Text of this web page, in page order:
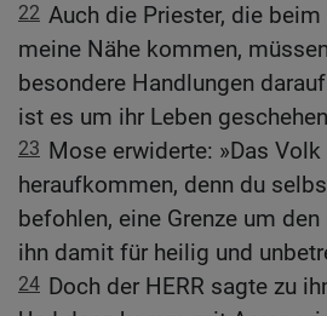
22 Auch die Priester, die
meine Nähe kommen,
besondere Handlungen
ist es um ihr Leben
23 Mose erwiderte: »Das
heraufkommen, denn du
befohlen, eine Grenze um
ihn damit für heilig und
24 Doch der HERR sagte zu